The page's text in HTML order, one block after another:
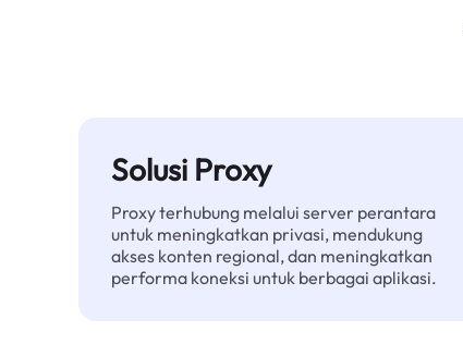
Solusi Proxy
Proxy terhubung melalui server perantara
untuk meningkatkan privasi, mendukung
akses konten regional, dan meningkatkan
performa koneksi untuk berbagai aplikasi.